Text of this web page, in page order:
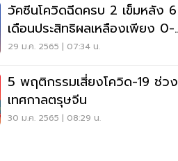
วัคซีนโควิดฉีดครบ 2 เข็มหลัง 6
เดือนประสิทธิผลเหลืองเพียง 0-
10%
29 ม.ค. 2565 | 07:34 น.
5 พฤติกรรมเสี่ยงโควิด-19 ช่วง
เทศกาลตรุษจีน
30 ม.ค. 2565 | 08:29 น.